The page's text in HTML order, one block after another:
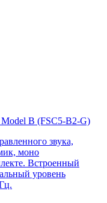
B (FSC5-B2-G)
звука,
моно
Встроенный
уровень